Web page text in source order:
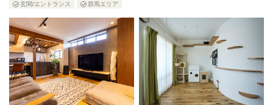
玄関/エントランス
群馬エリア